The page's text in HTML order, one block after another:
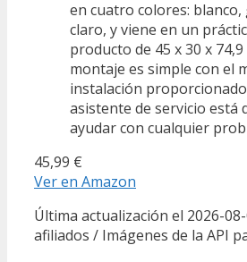
en cuatro colores: blanco,
claro, y viene en un
producto de 45 x 30 x
montaje es simple con el
instalación
asistente de servicio está
ayudar con cualquier
45,99 €
Ver en Amazon
Última actualización el 2026-
afiliados / Imágenes de la API